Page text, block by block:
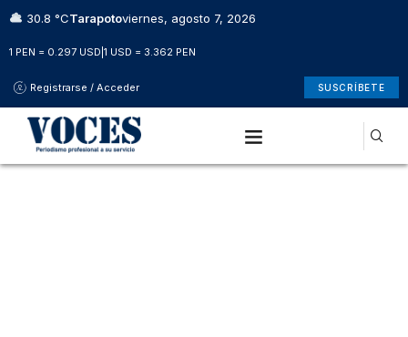
30.8 °CTarapotoviernes, agosto 7, 2026
1 PEN = 0.297 USD 1 USD = 3.362 PEN
Registrarse / Acceder SUSCRÍBETE